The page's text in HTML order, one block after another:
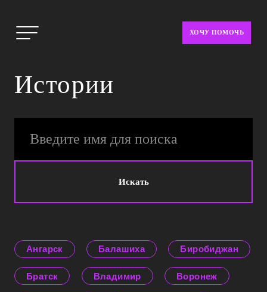
ХОЧУ ПОМОЧЬ
Истории
Искать
Ангарск Балашиха Биробиджан
Братск Владимир Воронеж